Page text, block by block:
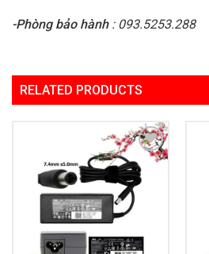
-Phòng bảo hành: 093.5253.288
RELATED PRODUCTS
Add to
Wishlist